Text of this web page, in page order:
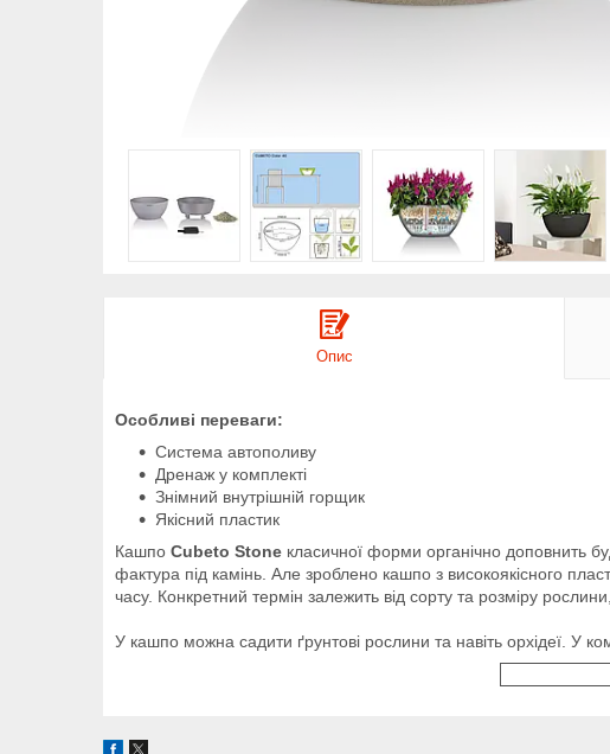
Опис
Особливі переваги:
Система автополиву
Дренаж у комплекті
Знімний внутрішній горщик
Якісний пластик
Кашпо Cubeto Stone класичної форми органічно доповнить
фактура під камінь. Але зроблено кашпо з високоякісного
часу. Конкретний термін залежить від сорту та розміру
У кашпо можна садити ґрунтові рослини та навіть орхідеї. У